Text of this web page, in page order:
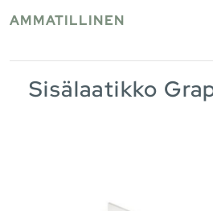
AMMATILLINEN
Sisälaatikko